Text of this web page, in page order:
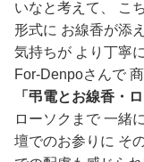
いなと考えて、 こ
形式に お線香が添
気持ちが より丁寧
For-Denpoさんで
「弔電とお線香・
ローソクまで 一緒
壇でのお参りに そ